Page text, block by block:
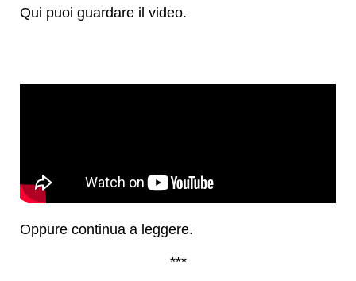
Qui puoi guardare il video.
Oppure continua a leggere.
***